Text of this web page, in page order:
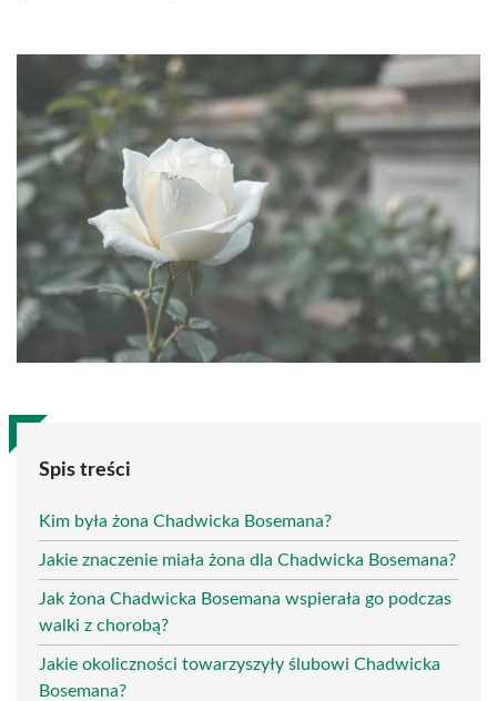
Spis treści
Kim była żona Chadwicka Bosemana?
Jakie znaczenie miała żona dla Chadwicka Bosemana?
Jak żona Chadwicka Bosemana wspierała go podczas
walki z chorobą?
Jakie okoliczności towarzyszyły ślubowi Chadwicka
Bosemana?